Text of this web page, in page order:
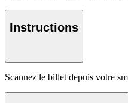
Instructions
Scannez le billet depuis votre